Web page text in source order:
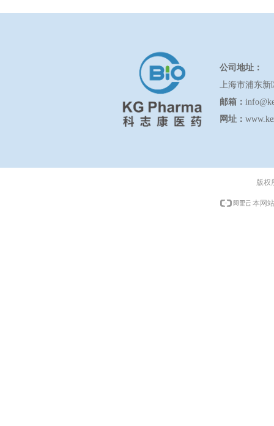
公司地址：
上海市浦东新
邮箱：
网址：
版权
本网